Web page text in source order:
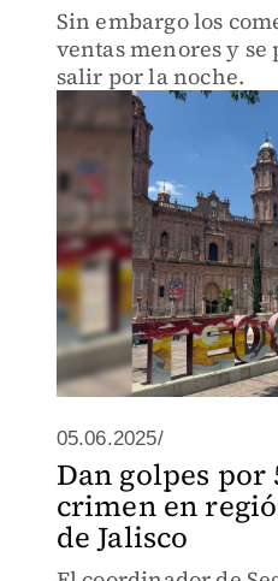
Sin embargo los
ventas menores y
salir por la noche.
05.06.2025/
Dan golpes por
crimen en
de Jalisco